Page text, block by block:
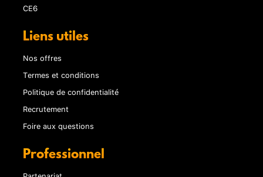
CE6
Liens utiles
Nos offres
Termes et conditions
Politique de confidentialité
Recrutement
Foire aux questions
Professionnel